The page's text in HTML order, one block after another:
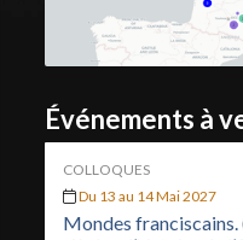
Événements à
COLLOQUES
Du 13 au 14 Mai 2027
Mondes